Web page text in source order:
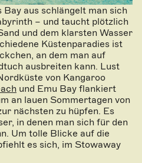
aus schlängelt man sich
– und taucht plötzlich
und dem klarsten Wasser
Küstenparadies ist
an dem man auf
ausbreiten kann. Lust
von Kangaroo
und Emu Bay flankiert
an lauen Sommertagen von
nächsten zu hüpfen. Es
in denen man sich für den
Um tolle Blicke auf die
es sich, im Stowaway